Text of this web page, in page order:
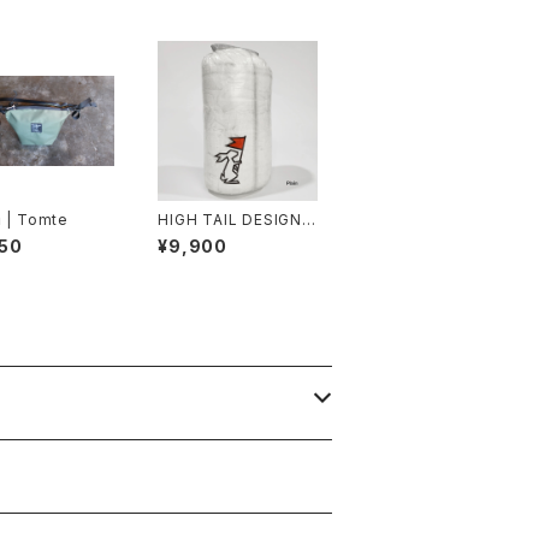
| Tomte
HIGH TAIL DESIGNS
| 3.5L Stuff Sack
¥9,900